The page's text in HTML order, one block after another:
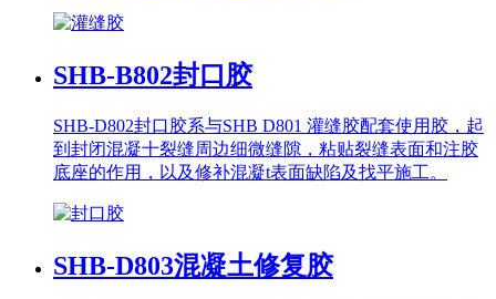
SHB-B802封口胶
SHB-D802封口胶系与SHB D801 灌缝胶配套使用胶，起
到封闭混凝十裂缝周边细微缝隙，粘贴裂缝表面和注胶
底座的作用，以及修补混凝t表面缺陷及找平施工。
SHB-D803混凝土修复胶